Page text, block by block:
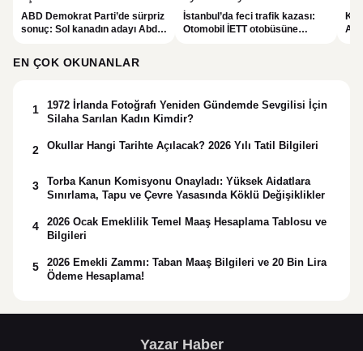
ABD Demokrat Parti’de sürpriz
sonuç: Sol kanadın adayı Abdul
İstanbul’da feci trafik kazası:
Otomobil İETT otobüsüne
EN ÇOK OKUNANLAR
1
1972 İrlanda Fotoğrafı Yeniden Gündemde Sevgilisi İçin
Silaha Sarılan Kadın Kimdir?
2 Okullar Hangi Tarihte Açılacak? 2026 Yılı Tatil Bilgileri
3
Torba Kanun Komisyonu Onayladı: Yüksek Aidatlara
Sınırlama, Tapu ve Çevre Yasasında Köklü Değişiklikler
4
2026 Ocak Emeklilik Temel Maaş Hesaplama Tablosu ve
Bilgileri
5
2026 Emekli Zammı: Taban Maaş Bilgileri ve 20 Bin Lira
Ödeme Hesaplama!
Yazar Haber